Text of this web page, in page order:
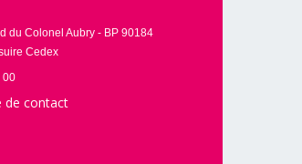
du Colonel Aubry - BP 90184
Cedex
00
de contact